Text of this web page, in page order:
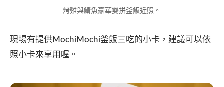
烤雞與鯖魚豪華雙拼釜飯近照。
現場有提供MochiMochi釜飯三吃的小卡，建議可以依
照小卡來享用喔。